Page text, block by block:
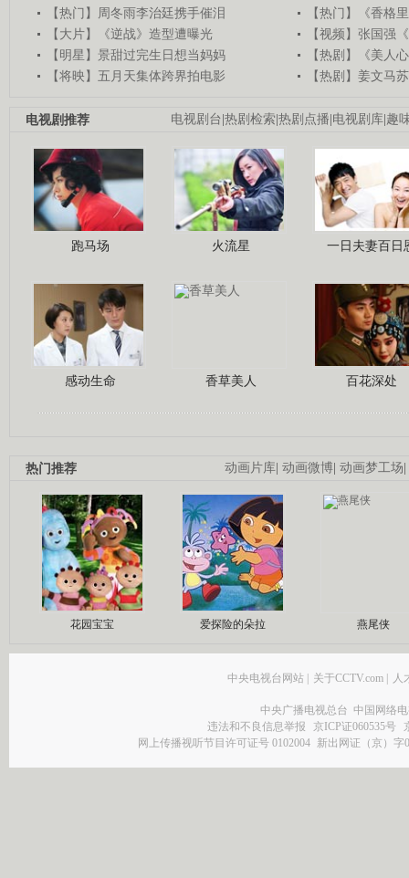
【热门】周冬雨李治廷携手催泪
【热门】《香格
【大片】《逆战》造型遭曝光
【视频】张国强
【明星】景甜过完生日想当妈妈
【热剧】《美人
【将映】五月天集体跨界拍电影
【热剧】姜文马
电视剧台|热剧检索|热剧点播|电视剧库|趣
电视剧推荐
跑马场 火流星 一日夫妻百日
感动生命 香草美人 百花深处
动画片库| 动画微博| 动画梦工场|
热门推荐
花园宝宝 爱探险的朵拉 燕尾侠
中央电视台网站 | 关于CCTV.com | 人
中央广播电视总台 中国网络
违法和不良信息举报
京ICP证060535号
网上传播视听节目许可证号 0102004 新出网证（京）